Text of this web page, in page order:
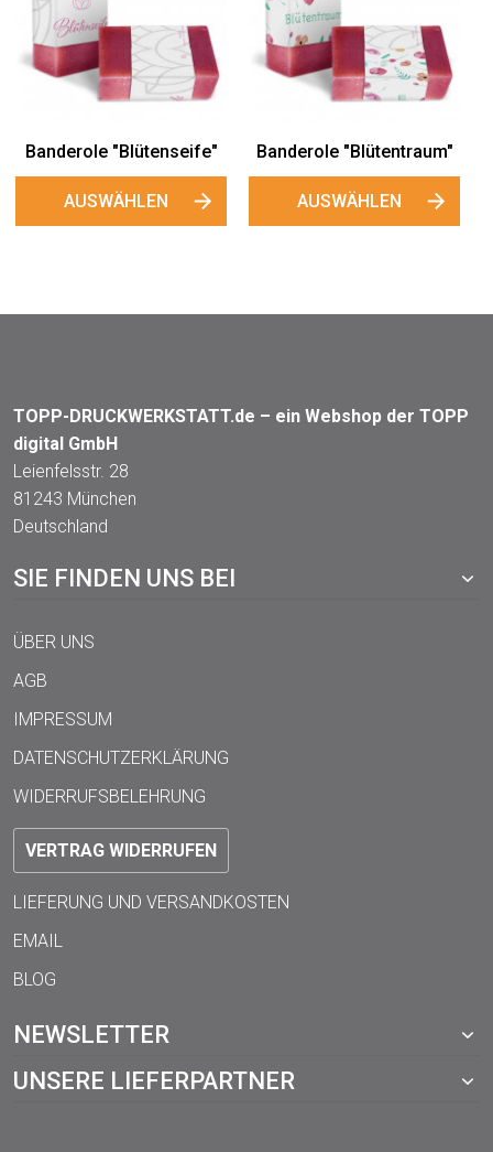
Banderole "Ein Stück
Seife"
AUSWÄHLEN
Banderole "Elas"
AUSWÄHLEN
TOPP-DRUCKWERKSTATT.de – ein Webshop der TOPP
digital GmbH
Leienfelsstr. 28
81243 München
Deutschland
SIE FINDEN UNS BEI
ÜBER UNS
AGB
IMPRESSUM
DATENSCHUTZERKLÄRUNG
WIDERRUFSBELEHRUNG
VERTRAG WIDERRUFEN
LIEFERUNG UND VERSANDKOSTEN
EMAIL
BLOG
NEWSLETTER
UNSERE LIEFERPARTNER